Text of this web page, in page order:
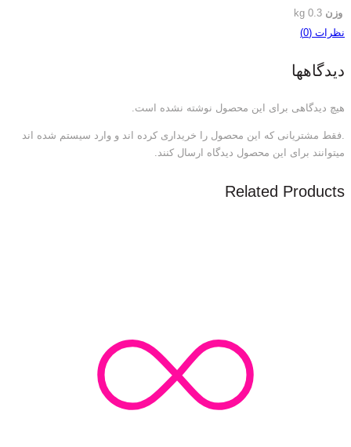
وزن 0.3 kg
نظرات (0)
دیدگاهها
هیچ دیدگاهی برای این محصول نوشته نشده است.
.فقط مشتریانی که این محصول را خریداری کرده اند و وارد سیستم شده اند
میتوانند برای این محصول دیدگاه ارسال کنند.
Related Products